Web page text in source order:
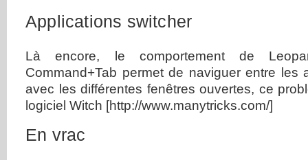
Applications switcher
Là encore, le comportement de
Command+Tab permet de naviguer entre les
avec les différentes fenêtres ouvertes, ce
logiciel Witch [http://www.manytricks.com/]
En vrac